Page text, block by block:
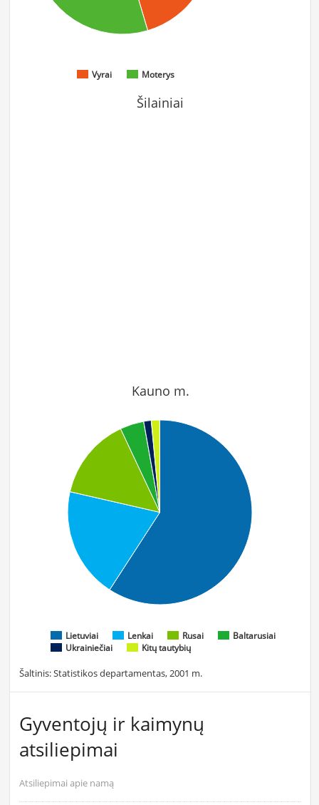
Vyrai Moterys
Šilainiai
Kauno m.
Lietuviai Lenkai Rusai
Baltarusiai
Ukrainiečiai
Kitų tautybių
Šaltinis: Statistikos departamentas, 2001 m.
Gyventojų ir kaimynų
atsiliepimai
Atsiliepimai apie namą